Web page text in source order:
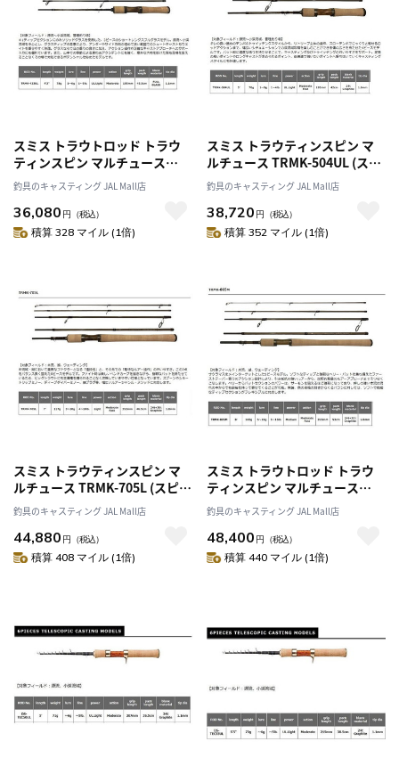
スミス トラウトロッド トラウ
ティンスピン マルチュース
TRMK-423UL(スピニング／３
ピース)
釣具のキャスティング JAL Mall店
36,080 円 （税込）
積算 328 マイル (1倍)
スミス トラウティンスピン マ
ルチュース TRMK-504UL (スピ
ニング/4ピース)
釣具のキャスティング JAL Mall店
38,720 円 （税込）
積算 352 マイル (1倍)
スミス トラウティンスピン マ
ルチュース TRMK-705L (スピニ
ング/5ピース)
釣具のキャスティング JAL Mall店
44,880 円 （税込）
積算 408 マイル (1倍)
スミス トラウトロッド トラウ
ティンスピン マルチュース
TRMK-805M (スピニング/5ピー
ス)
釣具のキャスティング JAL Mall店
48,400 円 （税込）
積算 440 マイル (1倍)